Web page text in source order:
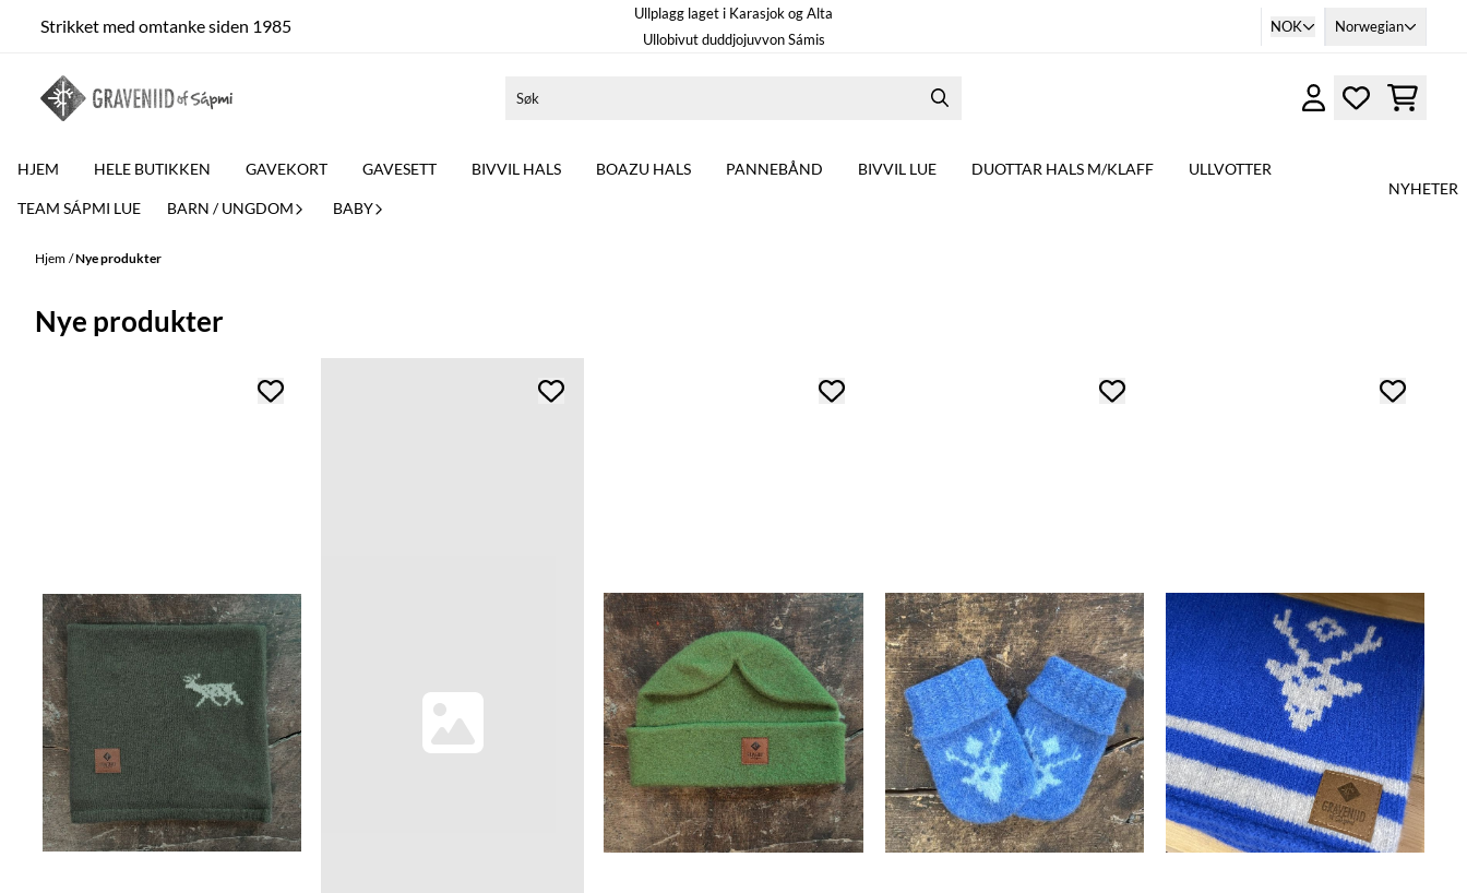
Hopp til innhold
Strikket med omtanke siden 1985
Ullplagg laget i Karasjok og Alta
Ullobivut duddjojuvvon Sámis
NOK Norwegian
HJEM HELE BUTIKKEN GAVEKORT GAVESETT BIVVIL HALS BOAZU HALS PANNEBÅND BIVVIL LUE DUOTTAR HALS M/KLAFF ULLVOTTER
TEAM SÁPMI LUE BARN / UNGDOM BABY
NYHETER
Hjem /Nye produkter
Nye produkter